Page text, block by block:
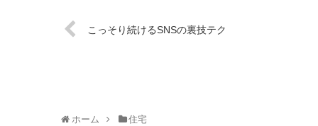
こっそり続けるSNSの裏技テク
ホーム 住宅